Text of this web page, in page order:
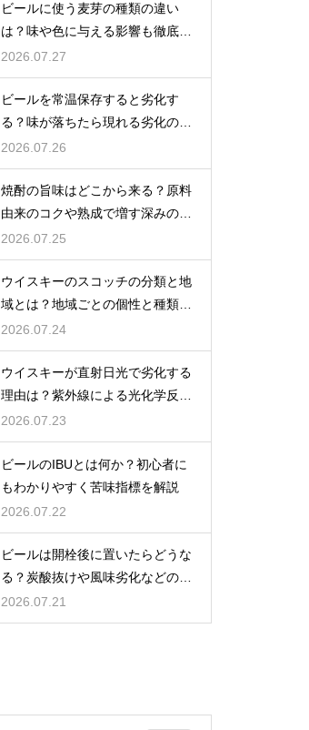
ビールに使う麦芽の種類の違い
は？味や色に与える影響も徹底解
説
2026.07.27
ビールを常温保存すると劣化す
る？味が落ちたら現れる劣化のサ
インを解説
2026.07.26
焼酎の旨味はどこから来る？原料
由来のコクや熟成で増す深みの秘
密を解説
2026.07.25
ウイスキーのスコッチの分類と地
域とは？地域ごとの個性と種類を
解説
2026.07.24
ウイスキーが直射日光で劣化する
理由は？紫外線による光化学反応
で風味が損なわれるため
2026.07.23
ビールのIBUとは何か？初心者に
もわかりやすく苦味指標を解説
2026.07.22
ビールは開栓後に置いたらどうな
る？炭酸抜けや風味劣化などの影
響を解説
2026.07.21